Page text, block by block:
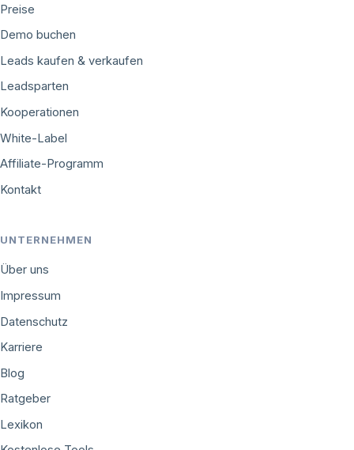
Preise
Demo buchen
Leads kaufen & verkaufen
Leadsparten
Kooperationen
White-Label
Affiliate-Programm
Kontakt
UNTERNEHMEN
Über uns
Impressum
Datenschutz
Karriere
Blog
Ratgeber
Lexikon